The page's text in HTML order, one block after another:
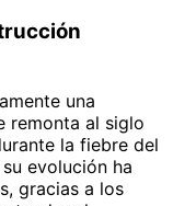
una
remonta al siglo
la fiebre del
evolución ha
gracias a los